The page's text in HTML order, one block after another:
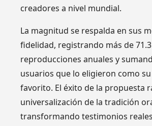
creadores a nivel mundial.
La magnitud se respalda en sus
fidelidad, registrando más de
reproducciones anuales y
usuarios que lo eligieron como
favorito. El éxito de la propuesta
universalización de la tradición
transformando testimonios